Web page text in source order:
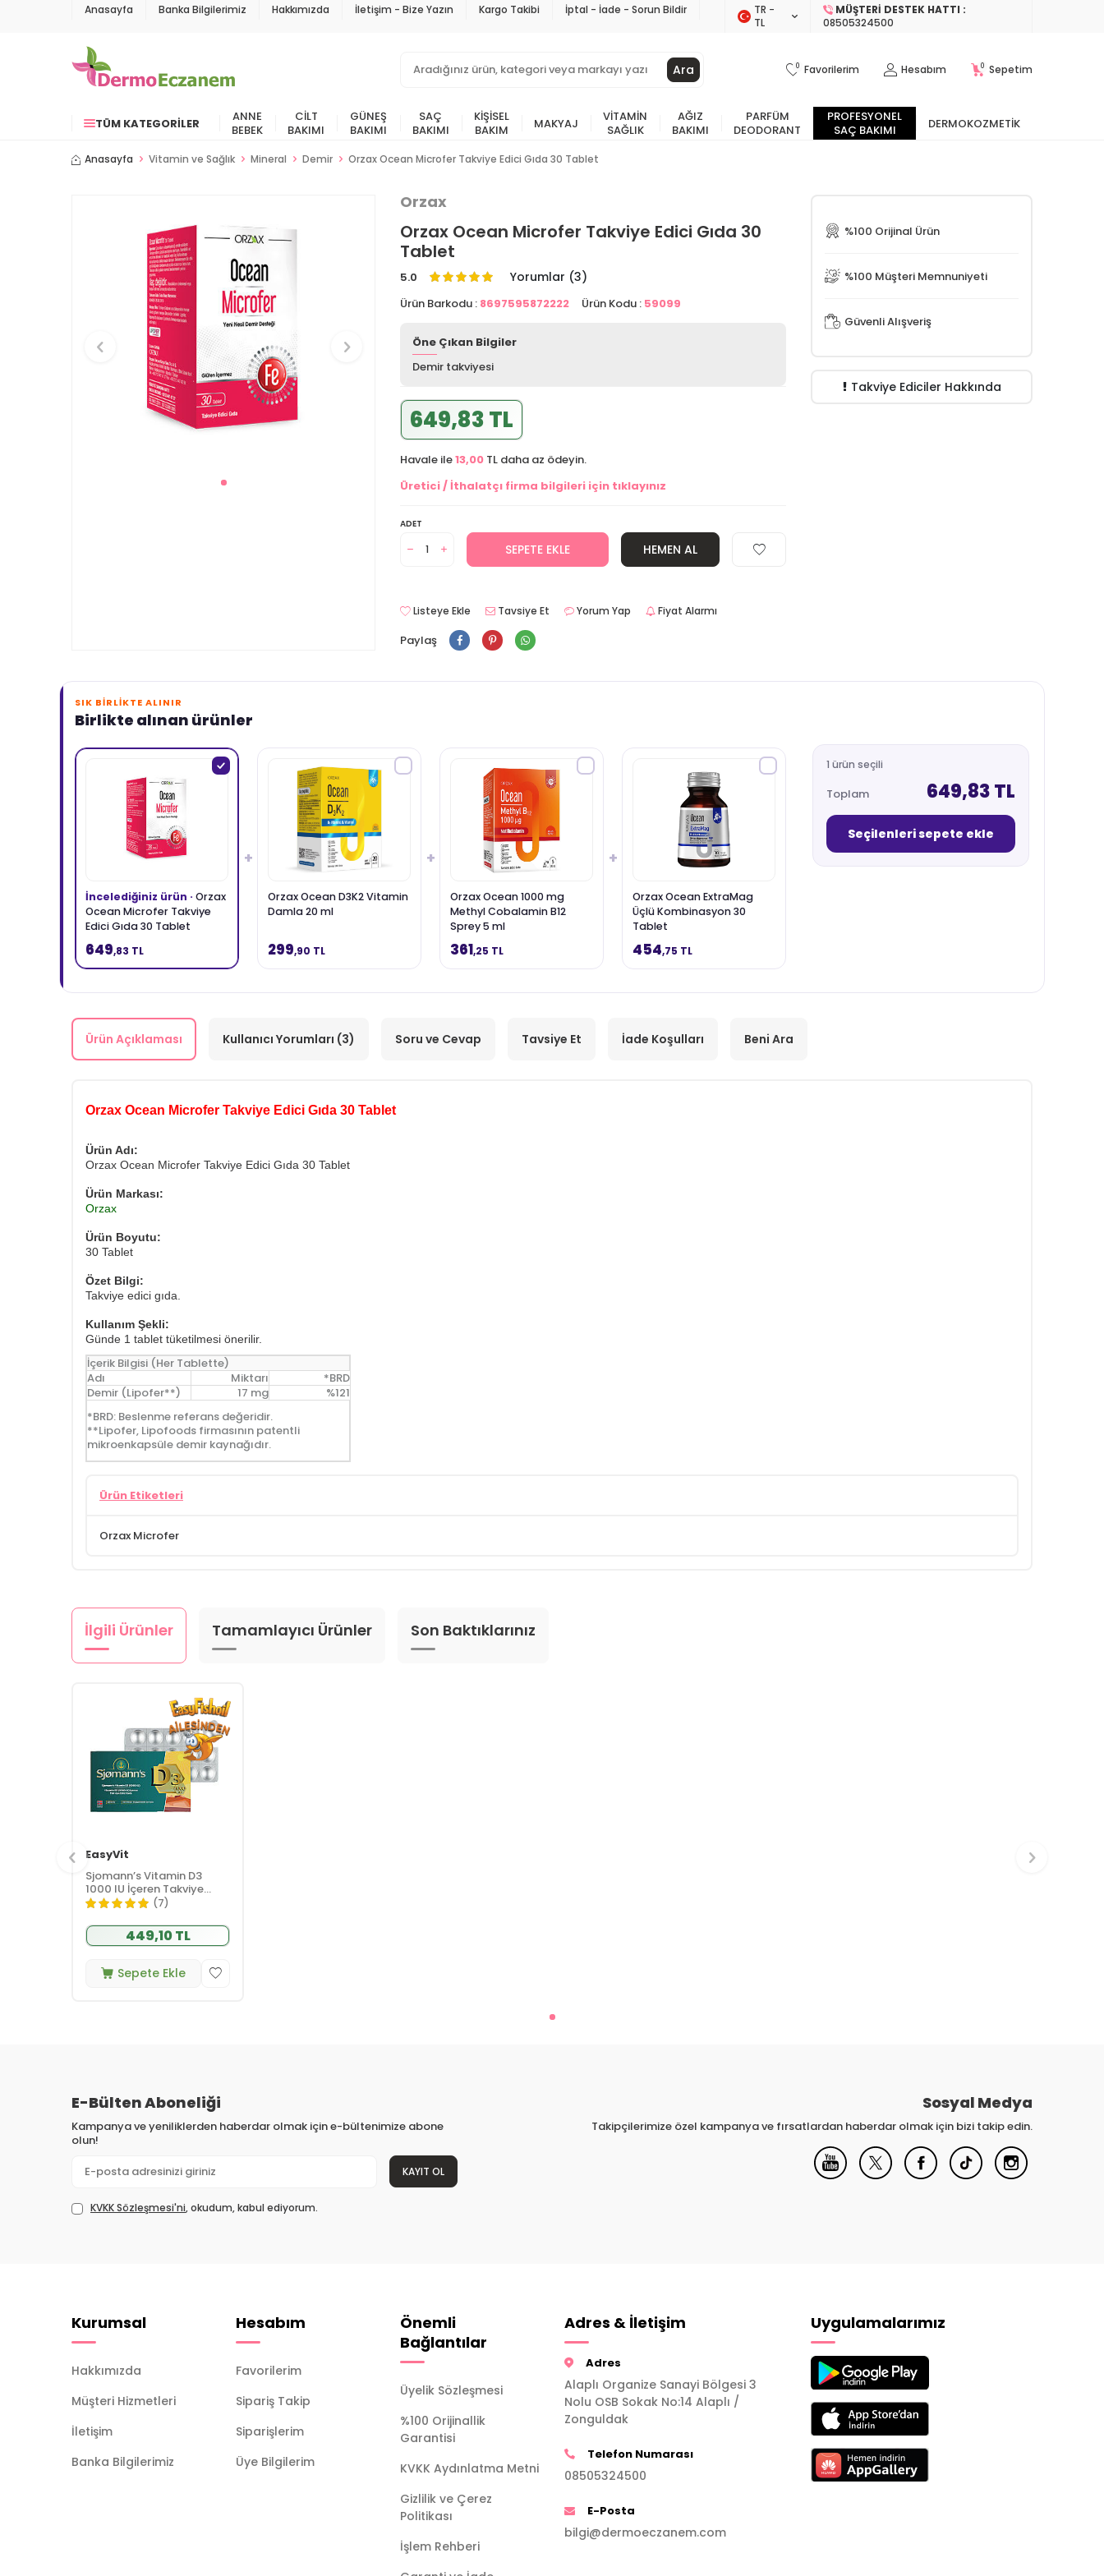
Anasayfa Banka Bilgilerimiz Hakkımızda İletişim - Bize Yazın Kargo Takibi İptal - İade - Sorun Bildir
TR −
TL
MÜŞTERI DESTEK HATTI :
08505324500
Ara 0 Favorilerim Hesabım 0 Sepetim
TÜM KATEGORILER
ANNE
BEBEK
CILT
BAKIMI
GÜNEŞ
BAKIMI
SAÇ
BAKIMI
KIŞISEL
BAKIM
MAKYAJ
VITAMIN
SAĞLIK
AĞIZ
BAKIMI
PARFÜM
DEODORANT
PROFESYONEL
SAÇ BAKIMI
DERMOKOZMETIK
Anasayfa Vitamin ve Sağlık Mineral Demir Orzax Ocean Microfer Takviye Edici Gıda 30 Tablet
Orzax
Orzax Ocean Microfer Takviye Edici Gıda 30
Tablet
5.0 Yorumlar (3)
Ürün Barkodu : 8697595872222 Ürün Kodu : 59099
Öne Çıkan Bilgiler
Demir takviyesi
649,83 TL
Havale ile13,00 TL daha az ödeyin.
Üretici / İthalatçı firma bilgileri için tıklayınız
ADET
SEPETE EKLE HEMEN AL
Listeye Ekle Tavsiye Et Yorum Yap Fiyat Alarmı
Paylaş
%100 Orijinal Ürün
%100 Müşteri Memnuniyeti
Güvenli Alışveriş
Takviye Ediciler Hakkında
SIK BIRLIKTE ALINIR
Birlikte alınan ürünler
İncelediğiniz ürün · Orzax
Ocean Microfer Takviye
Edici Gıda 30 Tablet
649,83 TL
+
Orzax Ocean D3K2 Vitamin
Damla 20 ml
299,90 TL
+
Orzax Ocean 1000 mg
Methyl Cobalamin B12
Sprey 5 ml
361,25 TL
+
Orzax Ocean ExtraMag
Üçlü Kombinasyon 30
Tablet
454,75 TL
1 ürün seçili
Toplam 649,83 TL
Seçilenleri sepete ekle
Ürün Açıklaması Kullanıcı Yorumları (3) Soru ve Cevap Tavsiye Et İade Koşulları Beni Ara
Orzax Ocean Microfer Takviye Edici Gıda 30 Tablet
Ürün Adı:
Orzax Ocean Microfer Takviye Edici Gıda 30 Tablet
Ürün Markası:
Orzax
Ürün Boyutu:
30 Tablet
Özet Bilgi:
Takviye edici gıda.
Kullanım Şekli:
Günde 1 tablet tüketilmesi önerilir.
İçerik Bilgisi (Her Tablette)
Adı
Miktarı
*BRD
Demir (Lipofer**)
17 mg
%121
*BRD: Beslenme referans değeridir.
**Lipofer, Lipofoods firmasının patentli
mikroenkapsüle demir kaynağıdır.
Ürün Etiketleri
Orzax Microfer
İlgili Ürünler Tamamlayıcı Ürünler Son Baktıklarınız
EasyVit
Sjomann’s Vitamin D3
1000 IU İçeren Takviye
Edici Gıda 30 Adet
(7)
449,10 TL
Sepete Ekle
E-Bülten Aboneliği
Kampanya ve yeniliklerden haberdar olmak için e-bültenimize abone
olun!
KAYIT OL
KVKK Sözleşmesi'ni, okudum, kabul ediyorum.
Sosyal Medya
Takipçilerimize özel kampanya ve fırsatlardan haberdar olmak için bizi takip edin.
Kurumsal
Hakkımızda
Müşteri Hizmetleri
İletişim
Banka Bilgilerimiz
Hesabım
Favorilerim
Sipariş Takip
Siparişlerim
Üye Bilgilerim
Önemli
Bağlantılar
Üyelik Sözleşmesi
%100 Orijinallik
Garantisi
KVKK Aydınlatma Metni
Gizlilik ve Çerez
Politikası
İşlem Rehberi
Adres & İletişim
Adres
Alaplı Organize Sanayi Bölgesi 3
Nolu OSB Sokak No:14 Alaplı /
Zonguldak
Telefon Numarası
08505324500
E-Posta
bilgi@dermoeczanem.com
Uygulamalarımız